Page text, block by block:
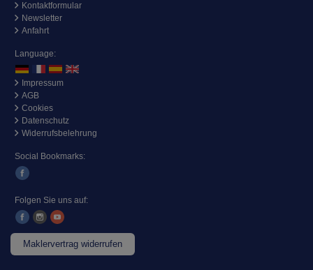
Kontaktformular
Newsletter
Anfahrt
Language:
Impressum
AGB
Cookies
Datenschutz
Widerrufsbelehrung
Social Bookmarks:
Folgen Sie uns auf:
Maklervertrag widerrufen